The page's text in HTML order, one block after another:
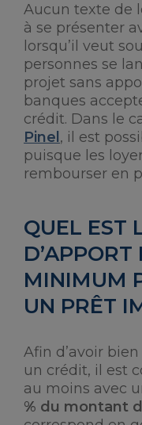
Aucun texte de
à se présenter
lorsqu’il veut
personnes se
projet sans
banques
crédit. Dans le
Pinel , il est
puisque les
rembourser en
QUEL EST
MINIMUM
UN PRÊT
Afin d’avoir
un crédit, il est
au moins avec
% du montant